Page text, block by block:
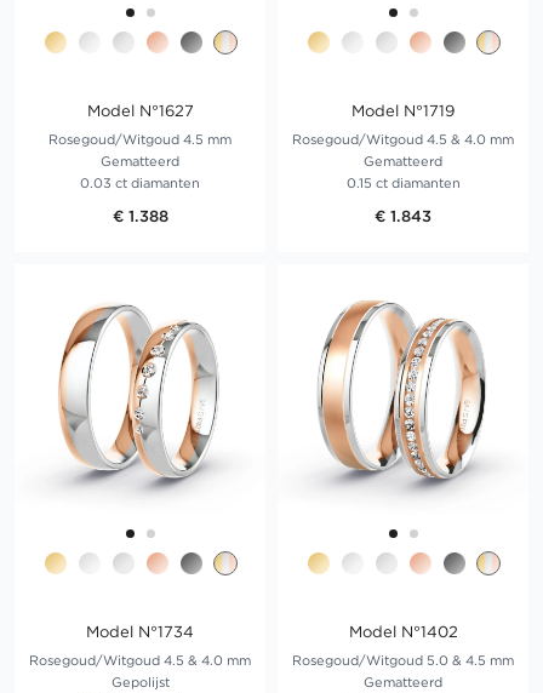
Model N°1627
Rosegoud/Witgoud 4.5 mm
Gematteerd
0.03 ct diamanten
€ 1.388
Model N°1719
Rosegoud/Witgoud 4.5 & 4.0 mm
Gematteerd
0.15 ct diamanten
€ 1.843
Model N°1734
Rosegoud/Witgoud 4.5 & 4.0 mm
Gepolijst
Model N°1402
Rosegoud/Witgoud 5.0 & 4.5 mm
Gematteerd